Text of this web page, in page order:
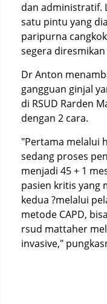
dan administratif.
satu pintu yang
paripurna
segera
Dr Anton
gangguan ginjal
di RSUD Rarden
dengan 2 cara.
"Pertama melalui
sedang proses
menjadi 45 + 1
pasien kritis yang
kedua ?melalui
metode CAPD,
rsud mattaher
invasive,"